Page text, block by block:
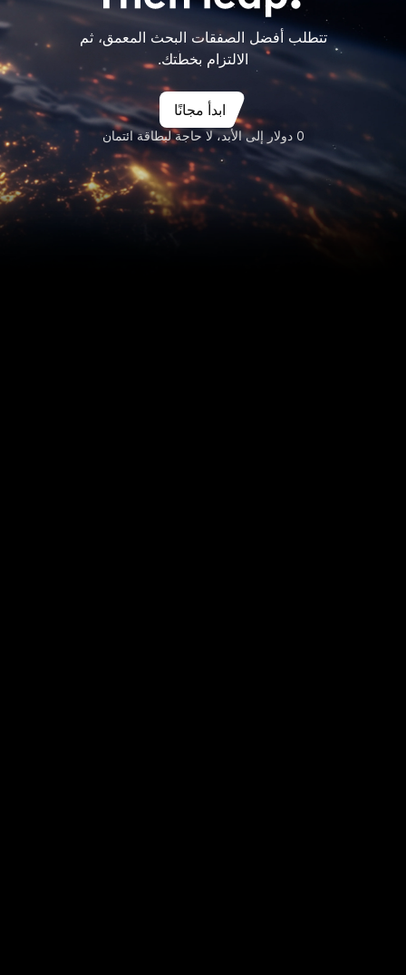
تتطلب أفضل الصفقات البحث المعمق، ثم
الالتزام بخطتك.
ابدأ مجانًا
0 دولار إلى الأبد، لا حاجة لبطاقة ائتمان